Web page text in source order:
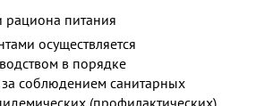
рациона питания
осуществляется
в порядке
соблюдением санитарных
(профилактических)